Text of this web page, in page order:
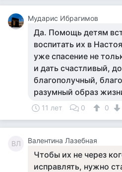
Мударис Ибрагимов
Да. Помощь детям
воспитать их в
уже спасение не
и дать счастливый,
благополучный,
разумный образ
11 лет 0 0
ВЛ Валентина Лазебная
Чтобы их не через
исправлять, нужно